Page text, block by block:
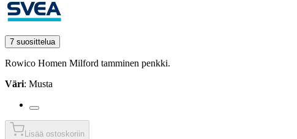
7 suosittelua
Rowico Homen Milford tamminen penkki.
Väri: Musta
Lisää ostoskoriin